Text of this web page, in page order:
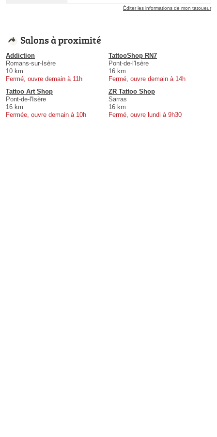
Éditer les informations de mon tatoueur
Salons à proximité
Addiction
Romans-sur-Isère
10 km
Fermé, ouvre demain à 11h
TattooShop RN7
Pont-de-l'Isère
16 km
Fermé, ouvre demain à 14h
Tattoo Art Shop
Pont-de-l'Isère
16 km
Fermée, ouvre demain à 10h
ZR Tattoo Shop
Sarras
16 km
Fermé, ouvre lundi à 9h30